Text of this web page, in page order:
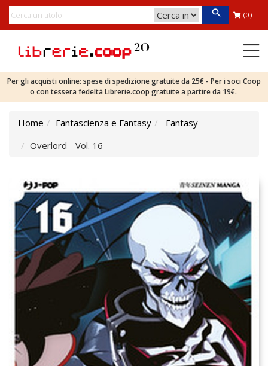
(0)
Per gli acquisti online: spese di spedizione gratuite da 25€ - Per i soci Coop
o con tessera fedeltà Librerie.coop gratuite a partire da 19€.
Home Fantascienza e Fantasy
Fantasy
Overlord - Vol. 16